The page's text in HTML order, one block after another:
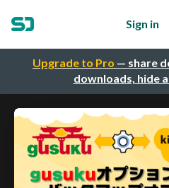
Upgrade to Pro — share
downloads, hide
Sign in